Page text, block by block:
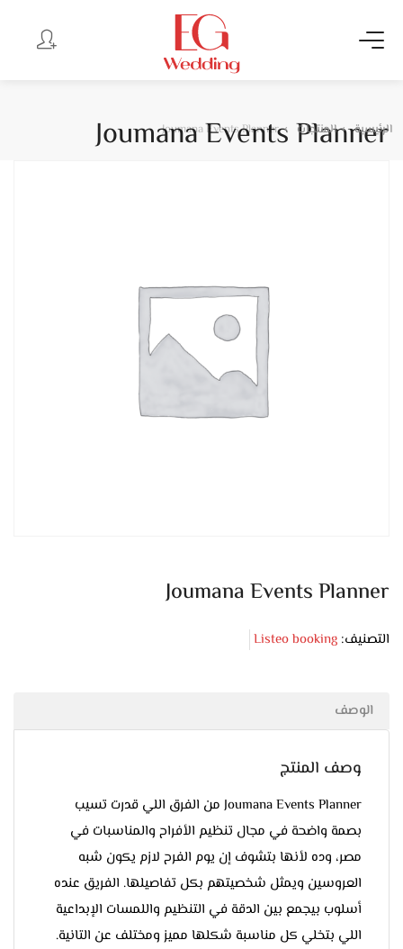
Joumana Events Planner
الرئيسية المنتجات Joumana Events Planner
Joumana Events Planner
التصنيف: Listeo booking
الوصف
وصف المنتج
Joumana Events Planner من الفرق اللي قدرت تسيب
بصمة واضحة في مجال تنظيم الأفراح والمناسبات في
مصر، وده لأنها بتشوف إن يوم الفرح لازم يكون شبه
العروسين ويمثل شخصيتهم بكل تفاصيلها. الفريق عنده
أسلوب بيجمع بين الدقة في التنظيم واللمسات الإبداعية
اللي بتخلي كل مناسبة شكلها مميز ومختلف عن التانية.